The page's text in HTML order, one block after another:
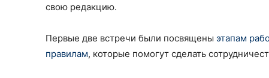
свою редакцию.
Первые две встречи были посвящены этапам
правилам, которые помогут сделать